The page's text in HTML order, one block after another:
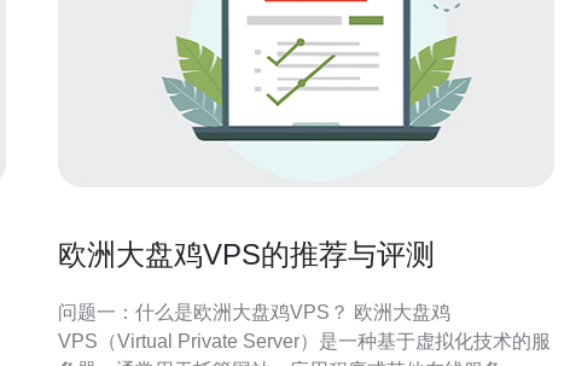
欧洲大盘鸡VPS的推荐与评测
问题一：什么是欧洲大盘鸡VPS？ 欧洲大盘鸡
VPS（Virtual Private Server）是一种基于虚拟化技术的服